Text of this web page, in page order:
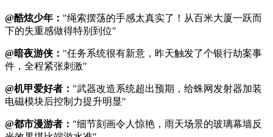
@酷炫少年： "绳索摆荡的手感太真实了！从百米大厦一跃而
下的失重感做得特别到位"
@暗夜游侠： "任务系统很有新意，昨天触发了个银行劫案事
件，全程紧张刺激"
@机甲爱好者： "武器改造系统超出预期，给蛛网发射器加装
电磁模块后控制力提升明显"
@都市漫游者： "细节刻画令人惊艳，雨天场景的玻璃幕墙反